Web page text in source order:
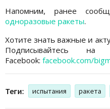
Напомним, ранее
одноразовые ракеты.
Хотите знать важные и
Подписывайтесь
Facebook: facebook.com/
Теги: испытания ракета